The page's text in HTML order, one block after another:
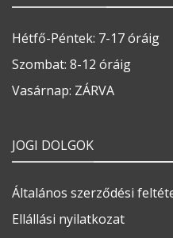
Hétfő-Péntek: 7-17 óráig
Szombat: 8-12 óráig
Vasárnap: ZÁRVA
JOGI DOLGOK
Általános szerződési
Ellállási nyilatkozat